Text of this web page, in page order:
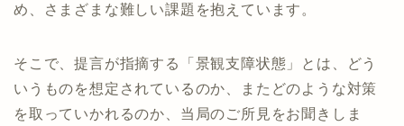
め、さまざまな難しい課題を抱えています。
そこで、提言が指摘する「景観支障状態」とは、どう
いうものを想定されているのか、またどのような対策
を取っていかれるのか、当局のご所見をお聞きしま